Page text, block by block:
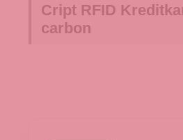
Cript RFID
carbon